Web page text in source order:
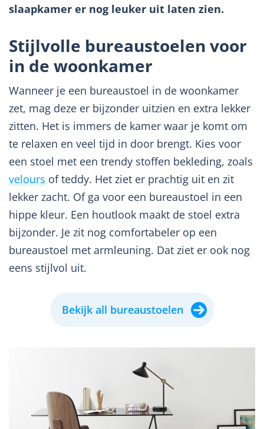
slaapkamer er nog leuker uit laten zien.
Stijlvolle bureaustoelen voor
in de woonkamer
Wanneer je een bureaustoel in de woonkamer
zet, mag deze er bijzonder uitzien en extra lekker
zitten. Het is immers de kamer waar je komt om
te relaxen en veel tijd in door brengt. Kies voor
een stoel met een trendy stoffen bekleding, zoals
velours of teddy. Het ziet er prachtig uit en zit
lekker zacht. Of ga voor een bureaustoel in een
hippe kleur. Een houtlook maakt de stoel extra
bijzonder. Je zit nog comfortabeler op een
bureaustoel met armleuning. Dat ziet er ook nog
eens stijlvol uit.
Bekijk all bureaustoelen